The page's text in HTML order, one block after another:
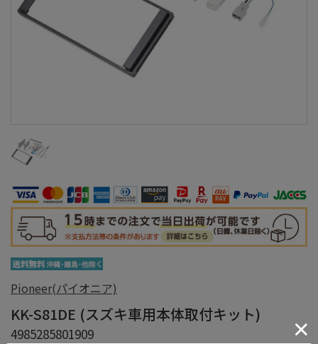
Pioneer(パイオニア)
KK-S81DE (スズキ車用本体取付キット)
4985285801909